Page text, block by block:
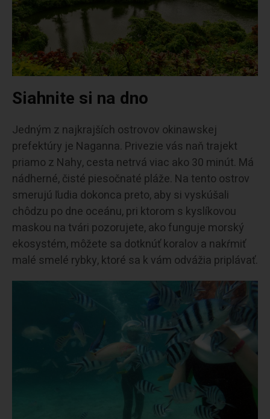
Siahnite si na dno
Jedným z najkrajších ostrovov okinawskej
prefektúry je Naganna. Privezie vás naň trajekt
priamo z Nahy, cesta netrvá viac ako 30 minút. Má
nádherné, čisté piesočnaté pláže. Na tento ostrov
smerujú ľudia dokonca preto, aby si vyskúšali
chôdzu po dne oceánu, pri ktorom s kyslíkovou
maskou na tvári pozorujete, ako funguje morský
ekosystém, môžete sa dotknúť koralov a nakŕmiť
malé smelé rybky, ktoré sa k vám odvážia priplávať.